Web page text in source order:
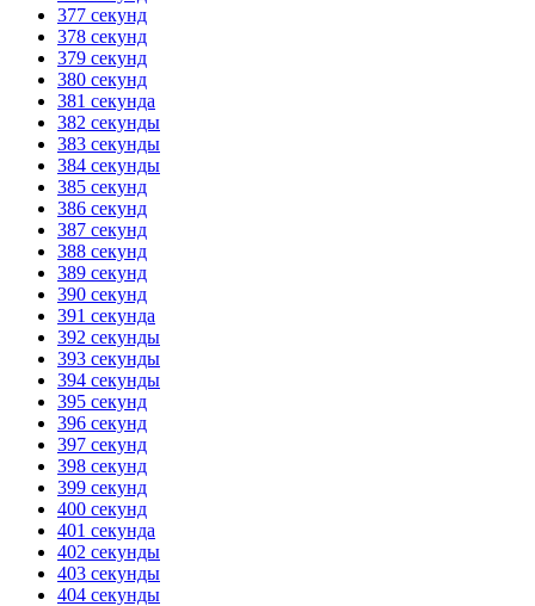
377 секунд
378 секунд
379 секунд
380 секунд
381 секунда
382 секунды
383 секунды
384 секунды
385 секунд
386 секунд
387 секунд
388 секунд
389 секунд
390 секунд
391 секунда
392 секунды
393 секунды
394 секунды
395 секунд
396 секунд
397 секунд
398 секунд
399 секунд
400 секунд
401 секунда
402 секунды
403 секунды
404 секунды